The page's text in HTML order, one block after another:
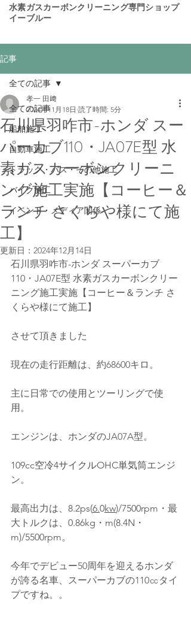
​水素ガスカーボンクリーニング専門ショップ
イーブルー
記事
全ての記事
船舶施工
自動車施工
トラック・バス・その他施工
バイク施工
イベント・メディア関係
全ての記事
石川県羽咋市-ホンダ スー
パーカブ110・JA07E型 水
素ガスカーボンクリーニ
ング施工実施【コーヒー＆
ランチ さくらや様にて施
工】
孝一 田﨑
2024年11月18日 読了時間: 5分
更新日： 2024年12月14日
石川県羽咋市-ホンダ スーパーカブ
110・JA07E型 水素ガスカーボンクリー
ニング施工実施【コーヒー＆ランチ さ
くらや様にて施工】
させて頂きました
現在の走行距離は、約68600キロ。
主に日常での使用とツーリングで使
用。
エンジンは、ホンダのJA07A型。
109cc空冷4サイクルOHC単気筒エンジ
ン。
最高出力は、 8.2ps(6.0kw)/7500rpm ・最
大トルクは、 0.86kg・m(8.4N・
m)/5500rpm。
今年でデビュー50周年を迎えるホンダ
が誇る名車、スーパーカブの110㏄タイ
プですね。。